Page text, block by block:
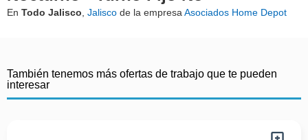
En Todo Jalisco Jalisco de la empresa Asociados Home Depot
También tenemos más ofertas de trabajo que te pueden
interesar